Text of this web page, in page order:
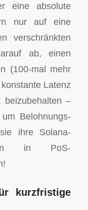
eine absolute
nur auf eine
verschränkten
ab, einen
(100-mal mehr
Latenz
–
Belohnungs-
ihre Solana-
in PoS-
kurzfristige